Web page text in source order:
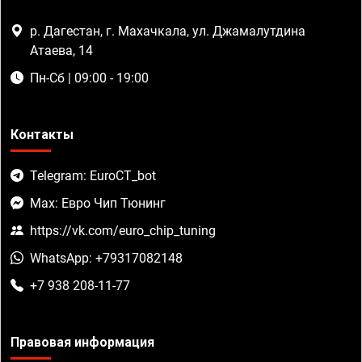
р. Дагестан, г. Махачкала, ул. Джамалутдина
Атаева, 14
Пн-Сб | 09:00 - 19:00
Контакты
Telegram: EuroCT_bot
Max: Евро Чип Тюнинг
https://vk.com/euro_chip_tuning
WhatsApp: +79317082148
+7 938 208-11-77
Правовая информация